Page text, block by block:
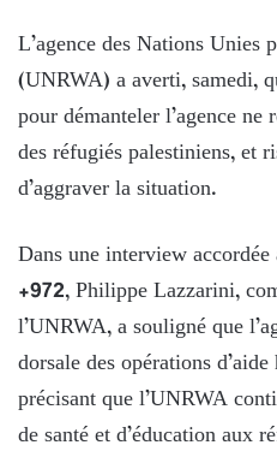
L’agence des Nations Unies
(UNRWA) a averti, samedi,
pour démanteler l’agence
des réfugiés palestiniens, et
d’aggraver la situation.
Dans une interview
+972, Philippe Lazzarini,
l’UNRWA, a souligné que
dorsale des opérations
précisant que l’UNRWA
de santé et d’éducation aux